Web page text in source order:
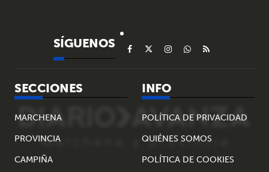
SÍGUENOS
SECCIONES
MARCHENA
PROVINCIA
CAMPIÑA
INFO
POLÍTICA DE PRIVACIDAD
QUIÉNES SOMOS
POLÍTICA DE COOKIES